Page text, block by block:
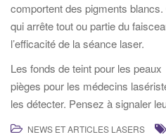
comportent des pigments
qui arrête tout ou partie du
l’efficacité de la séance laser.
Les fonds de teint pour les
pièges pour les médecins
les détecter. Pensez à signaler
NEWS ET ARTICLES LASERS